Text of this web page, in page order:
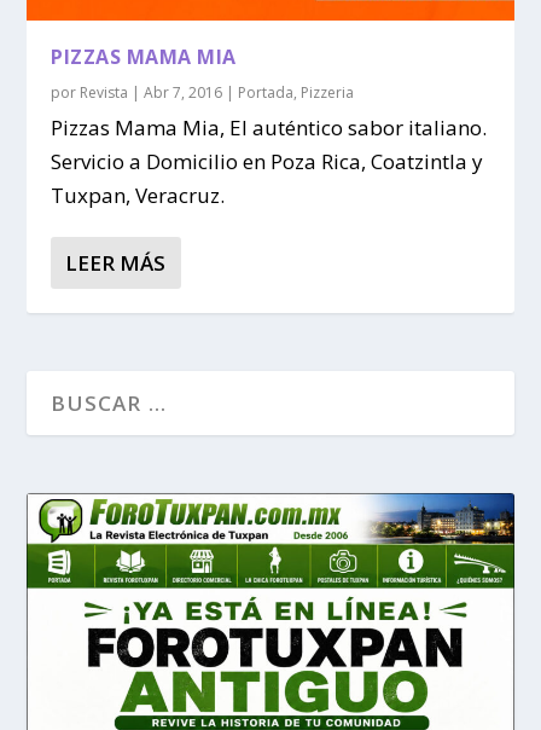
PIZZAS MAMA MIA
por Revista |Abr 7, 2016 | Portada, Pizzeria
Pizzas Mama Mia, El auténtico sabor italiano.
Servicio a Domicilio en Poza Rica, Coatzintla y
Tuxpan, Veracruz.
LEER MÁS